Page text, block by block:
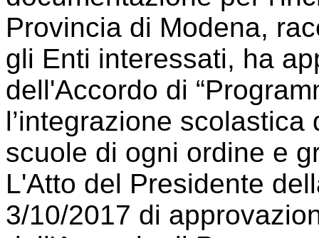
Provincia di Modena,
gli Enti interessati, ha
dell'Accordo di
l’integrazione
scuole di ogni ordine e
L'Atto del Presidente
3/10/2017 di